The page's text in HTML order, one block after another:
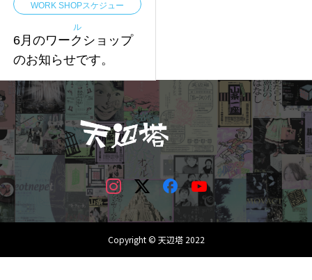
WORK SHOPスケジュー
ル
6月のワークショップ
のお知らせです。
Copyright © 天辺塔 2022